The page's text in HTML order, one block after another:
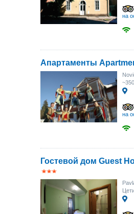
на
Апартаменты
на
Гостевой дом Guest